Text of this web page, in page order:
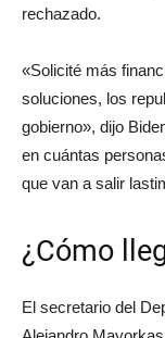
rechazado.
«Solicité más
soluciones, los
gobierno», dijo
en cuántas
que van a salir
¿Cómo
El secretario del